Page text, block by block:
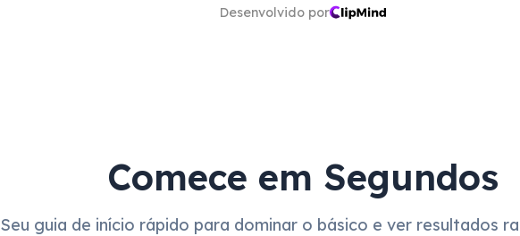
Desenvolvido por
Comece em Segundos
Seu guia de início rápido para dominar o básico e ver resultados